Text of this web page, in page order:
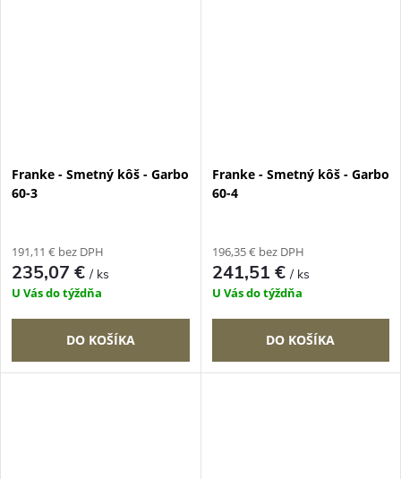
Franke - Smetný kôš - Garbo
60-3
191,11 € bez DPH
235,07 €/ ks
U Vás do týždňa
DO KOŠÍKA
Franke - Smetný kôš - Garbo
60-4
196,35 € bez DPH
241,51 €/ ks
U Vás do týždňa
DO KOŠÍKA